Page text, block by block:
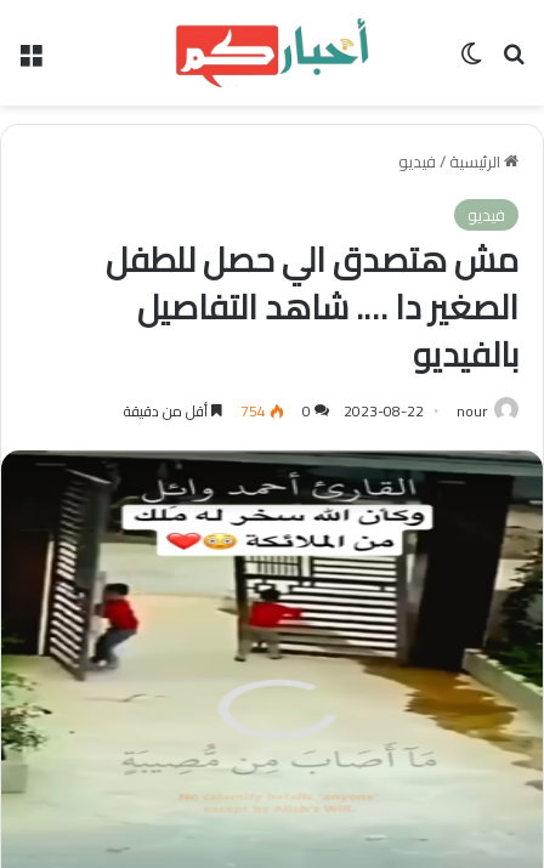
بحث عن الوضع المظلم
الرئيسية/فيديو
فيديو
مش هتصدق الي حصل للطفل
الصغير دا …. شاهد التفاصيل
بالفيديو
nour
2023-08-22
0
754 أقل من دقيقة